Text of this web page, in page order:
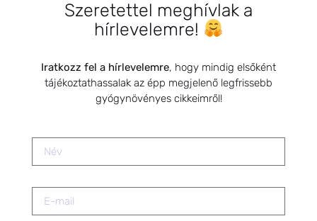
Hormonális zavar és meddőség:
gyógynövényes támogatás a
természetes fogantatásért
Természetgyógyász a családban
2021.12.11.
Szeretettel meghívlak a
hírlevelemre!
Iratkozz fel a hírlevelemre, hogy mindig elsőként
tájékoztathassalak az épp megjelenő legfrissebb
gyógynövényes cikkeimről!